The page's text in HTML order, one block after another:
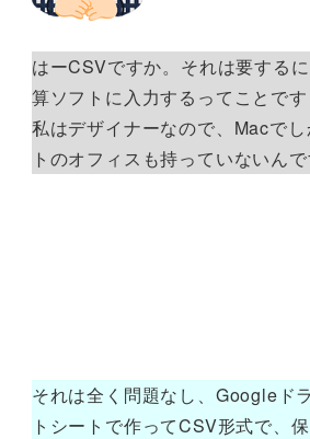
はーCSVですか。それは要する
算ソフトに入力するってことです
私はデザイナーなので、Macで
トのオフィスも持っていないんで
それは全く問題なし、Googleド
トシートで作ってCSV形式で、